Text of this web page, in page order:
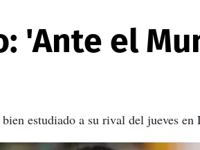
'Ante el
estudiado a su rival del jueves en